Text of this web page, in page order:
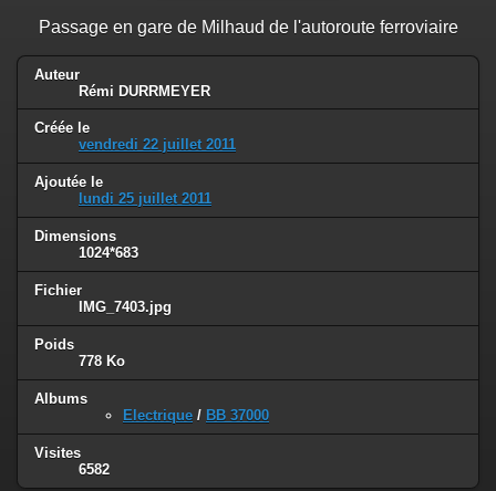
Passage en gare de Milhaud de l'autoroute ferroviaire
Auteur
Rémi DURRMEYER
Créée le
vendredi 22 juillet 2011
Ajoutée le
lundi 25 juillet 2011
Dimensions
1024*683
Fichier
IMG_7403.jpg
Poids
778 Ko
Albums
Electrique / BB 37000
Visites
6582